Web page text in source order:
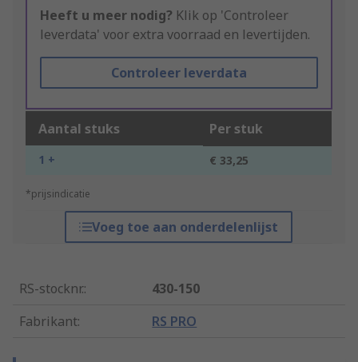
Heeft u meer nodig? Klik op 'Controleer
leverdata' voor extra voorraad en levertijden.
Controleer leverdata
Aantal stuks Per stuk
1 + € 33,25
*prijsindicatie
Voeg toe aan onderdelenlijst
RS-stocknr.:
430-150
Fabrikant: RS PRO